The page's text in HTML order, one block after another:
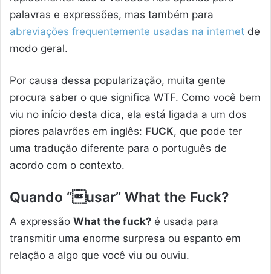
palavras e expressões, mas também para
abreviações frequentemente usadas na internet de
modo geral.
Por causa dessa popularização, muita gente
procura saber o que significa WTF. Como você bem
viu no início desta dica, ela está ligada a um dos
piores palavrões em inglês: FUCK, que pode ter
uma tradução diferente para o português de
acordo com o contexto.
Quando “usar” What the Fuck?
A expressão What the fuck? é usada para
transmitir uma enorme surpresa ou espanto em
relação a algo que você viu ou ouviu.